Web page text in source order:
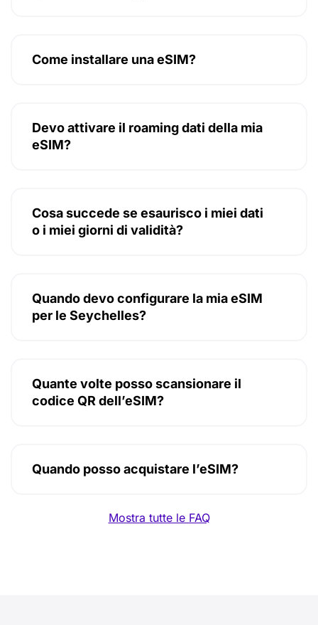
Come installare una eSIM?
Devo attivare il roaming dati della mia
eSIM?
Cosa succede se esaurisco i miei dati
o i miei giorni di validità?
Quando devo configurare la mia eSIM
per le Seychelles?
Quante volte posso scansionare il
codice QR dell’eSIM?
Quando posso acquistare l’eSIM?
Mostra tutte le FAQ